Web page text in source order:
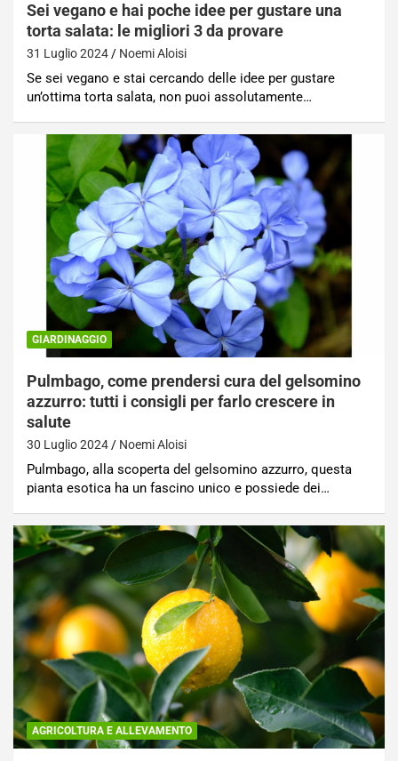
Sei vegano e hai poche idee per gustare una
torta salata: le migliori 3 da provare
31 Luglio 2024 Noemi Aloisi
Se sei vegano e stai cercando delle idee per gustare
un’ottima torta salata, non puoi assolutamente…
GIARDINAGGIO
Pulmbago, come prendersi cura del gelsomino
azzurro: tutti i consigli per farlo crescere in
salute
30 Luglio 2024 Noemi Aloisi
Pulmbago, alla scoperta del gelsomino azzurro, questa
pianta esotica ha un fascino unico e possiede dei…
AGRICOLTURA E ALLEVAMENTO